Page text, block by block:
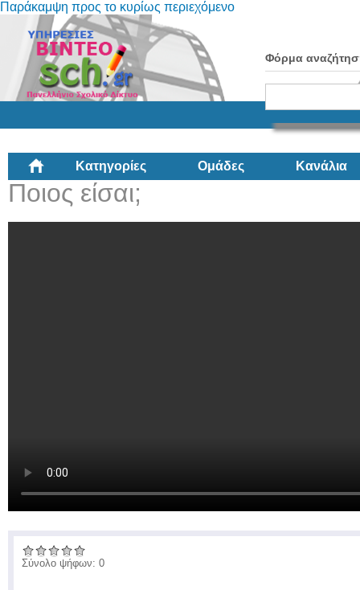
Παράκαμψη προς το κυρίως περιεχόμενο
Φόρμα
Κατηγορίες Ομάδες Κανάλια
Ποιος είσαι;
Σύνολο ψήφων: 0